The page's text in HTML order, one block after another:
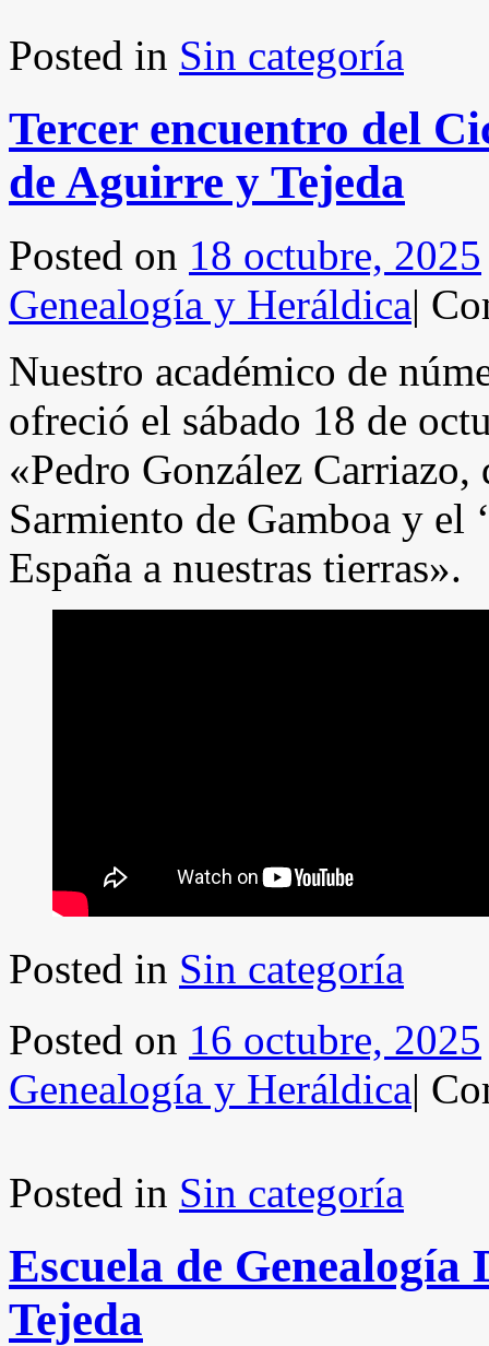
Posted in Sin categoría
Tercer encuentro del
de Aguirre y Tejeda
Posted on 18 octubre, 2025
Genealogía y Heráldica|
Nuestro académico de
ofreció el sábado 18 de
«Pedro González
Sarmiento de Gamboa y el
España a nuestras tierras».
Posted in Sin categoría
Posted on 16 octubre, 2025
Genealogía y Heráldica|
Posted in Sin categoría
Escuela de
Tejeda